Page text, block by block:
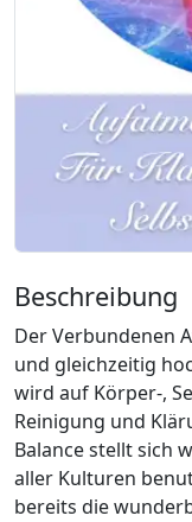
Beschreibung
Der Verbundenen
und gleichzeitig
wird auf Körper-,
Reinigung und
Balance stellt sich
aller Kulturen
bereits die